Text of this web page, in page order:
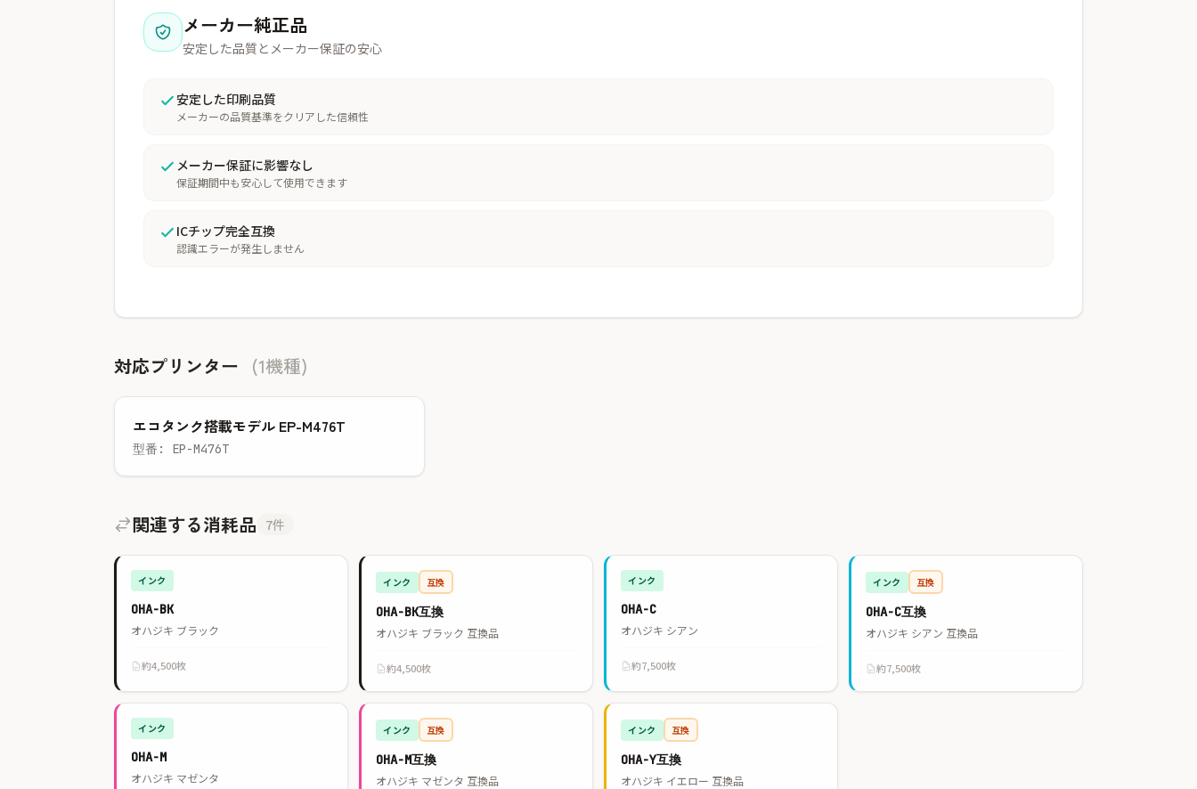
メーカー純正品
安定した品質とメーカー保証の安心
安定した印刷品質
メーカーの品質基準をクリアした信頼性
メーカー保証に影響なし
保証期間中も安心して使用できます
ICチップ完全互換
認識エラーが発生しません
対応プリンター (1機種)
エコタンク搭載モデル EP-M476T
型番: EP-M476T
関連する消耗品 7件
インク
OHA-BK
オハジキ ブラック
約4,500枚
インク 互換
OHA-BK互換
オハジキ ブラック 互換品
約4,500枚
インク
OHA-C
オハジキ シアン
約7,500枚
インク 互換
OHA-C互換
オハジキ シアン 互換品
約7,500枚
インク
OHA-M
オハジキ マゼンタ
インク 互換
OHA-M互換
オハジキ マゼンタ 互換品
インク 互換
OHA-Y互換
オハジキ イエロー 互換品